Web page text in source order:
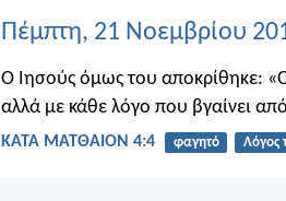
Πέμπτη, 21 Νοεμβρίου
Ο Ιησούς όμως του αποκρίθηκε:
αλλά με κάθε λόγο που βγαίνει
ΚΑΤΑ ΜΑΤΘΑΙΟΝ 4:4 φαγητό Λόγος